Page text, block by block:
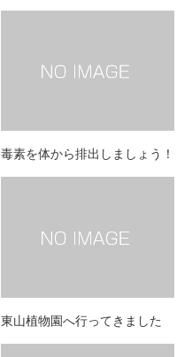
毒素を体から排出しましょう！
東山植物園へ行ってきました